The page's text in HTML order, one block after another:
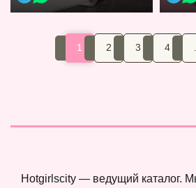
1 2 3 4
Hotgirlscity — ведущий каталог.